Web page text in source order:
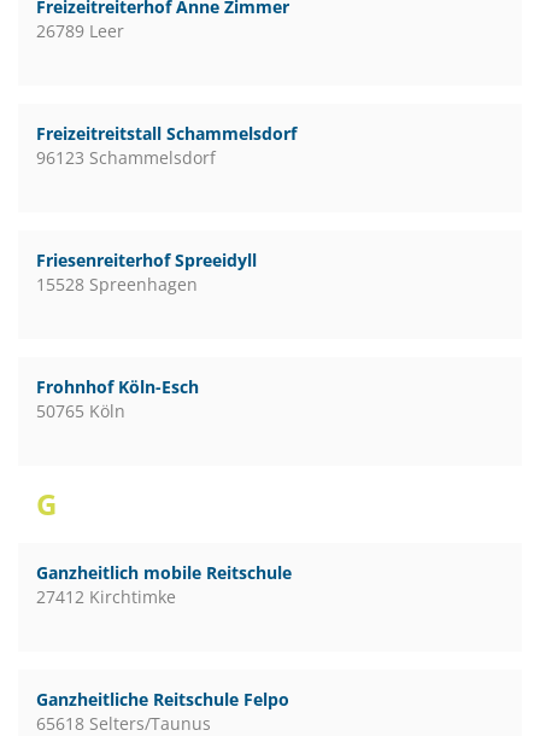
Freizeitreiterhof Anne Zimmer
26789 Leer
Freizeitreitstall Schammelsdorf
96123 Schammelsdorf
Friesenreiterhof Spreeidyll
15528 Spreenhagen
Frohnhof Köln-Esch
50765 Köln
G
Ganzheitlich mobile Reitschule
27412 Kirchtimke
Ganzheitliche Reitschule Felpo
65618 Selters/Taunus